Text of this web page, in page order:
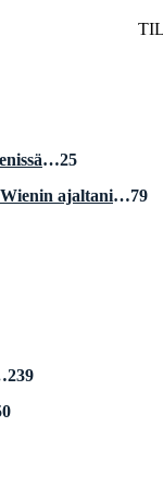
…25
ajaltani…79